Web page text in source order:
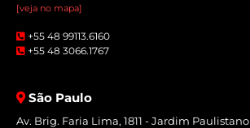
[veja no mapa]
+55 48 99113.6160
+55 48 3066.1767
São Paulo
Av. Brig. Faria Lima, 1811 - Jardim Paulistano